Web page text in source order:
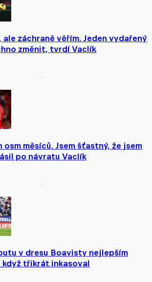
ale záchraně věřím. Jeden vydařený
změnit, tvrdí Vaclík
měsíců. Jsem šťastný, že jsem
po návratu Vaclík
v dresu Boavisty nejlepším
když třikrát inkasoval